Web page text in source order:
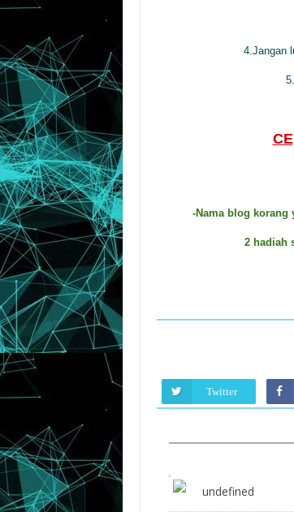
4.Jangan
-Nama blog korang
2 hadiah
Twitter
undefined